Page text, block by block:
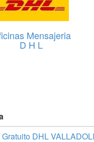
Mensajeria
D H L
DHL